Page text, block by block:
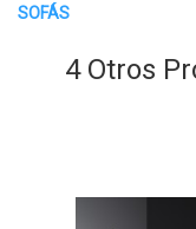
SOFÁS
4 Otros